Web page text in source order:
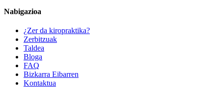
Nabigazioa
¿Zer da kiropraktika?
Zerbitzuak
Taldea
Bloga
FAQ
Bizkarra Eibarren
Kontaktua